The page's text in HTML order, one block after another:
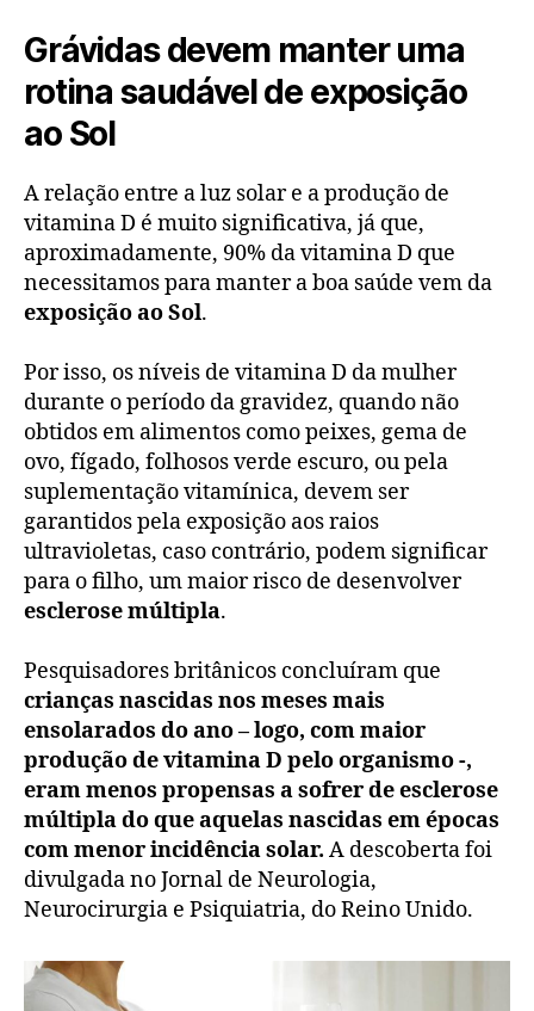
Grávidas devem manter uma
rotina saudável de exposição
ao Sol
A relação entre a luz solar e a produção de
vitamina D é muito significativa, já que,
aproximadamente, 90% da vitamina D que
necessitamos para manter a boa saúde vem da
exposição ao Sol.
Por isso, os níveis de vitamina D da mulher
durante o período da gravidez, quando não
obtidos em alimentos como peixes, gema de
ovo, fígado, folhosos verde escuro, ou pela
suplementação vitamínica, devem ser
garantidos pela exposição aos raios
ultravioletas, caso contrário, podem significar
para o filho, um maior risco de desenvolver
esclerose múltipla.
Pesquisadores britânicos concluíram que
crianças nascidas nos meses mais
ensolarados do ano – logo, com maior
produção de vitamina D pelo organismo -,
eram menos propensas a sofrer de esclerose
múltipla do que aquelas nascidas em épocas
com menor incidência solar. A descoberta foi
divulgada no Jornal de Neurologia,
Neurocirurgia e Psiquiatria, do Reino Unido.